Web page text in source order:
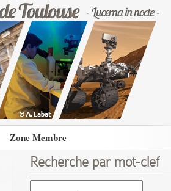
Zone Membre
Recherche par mot-clef